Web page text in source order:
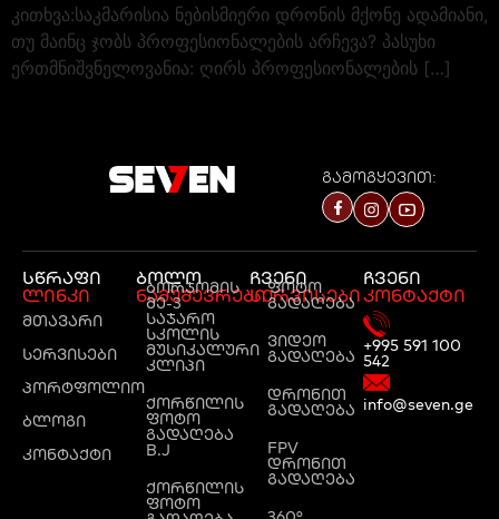
კითხვა:საკმარისია ნებისმიერი დრონის მქონე ადამიანი,
თუ მაინც ჯობს პროფესიონალების არჩევა? პასუხი
ერთმნიშვნელოვანია: ღირს პროფესიონალების […]
გამოგყევით:
სწრაფი
ლინკი
მთავარი
სერვისები
პორტფოლიო
ბლოგი
კონტაქტი
ბოლო
ნამუშევრები
ბორჯომის
მე-3
საჯარო
სკოლის
მუსიკალური
კლიპი
ქორწილის
ფოტო
გადაღება
B.J
ქორწილის
ფოტო
ჩვენი
სერვისები
ფოტო
გადაღება
ვიდეო
გადაღება
დრონით
გადაღება
FPV
დრონით
გადაღება
ჩვენი
კონტაქტი
+995 591 100
542
info@seven.ge